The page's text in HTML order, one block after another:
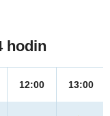
hodin
12:00 13:00